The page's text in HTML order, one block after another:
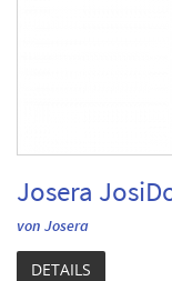
Josera
von Josera
DETAILS